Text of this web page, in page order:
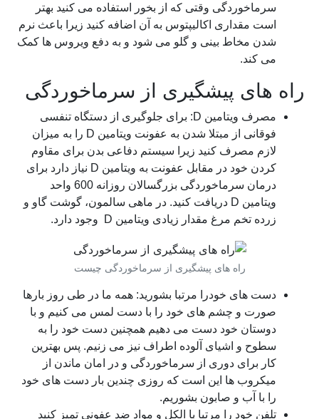
سرماخوردگی وقتی که از بخور استفاده می کنید بهتر
است مقداری اکالیپتوس به آن اضافه کنید زیرا باعث نرم
شدن مخاط بینی و گلو می شود و به دفع ویروس ها کمک
می کند.
راه های پیشگیری از سرماخوردگی
مصرف ویتامین D: برای جلوگیری از دستگاه تنفسی
فوقانی از مبتلا شدن به عفونت ویتامین D را به میزان
لازم مصرف کنید زیرا سیستم دفاعی بدن برای مقاوم
کردن خود در مقابل عفونت به ویتامین D نیاز دارد برای
درمان سرماخوردگی بزرگسالان روزانه 600 واحد
ویتامین D دریافت کنید. در ماهی سالمون، گوشت گاو و
زرده تخم مرغ مقدار زیادی ویتامین D وجود دارد.
راه های پیشگیری از سرماخوردگی چیست
دست های خودرا مرتبا بشورید: همه ما در طی روز بارها
صورت و چشم های خود را با دست لمس می کنیم و با
دوستان خود دست می دهیم همچنین دست خود را به
سطوح و اشیای آلوده اطراف نیز می زنیم. پس بهترین
کار برای دوری از سرماخوردگی و در امان ماندن از
میکروب ها این است که روزی چندین بار دست های خود
را با آب و صابون بشوریم.
تلفن خود را مرتبا با الکل و مواد ضد عفونی تمیز کنید